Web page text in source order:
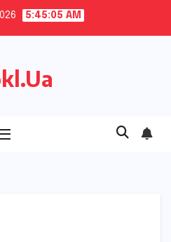
5:45:06 AM